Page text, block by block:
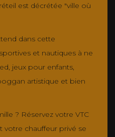
est décrétée "ville où
dans cette
et nautiques à ne
jeux pour enfants,
artistique et bien
? Réservez votre VTC
votre chauffeur privé se